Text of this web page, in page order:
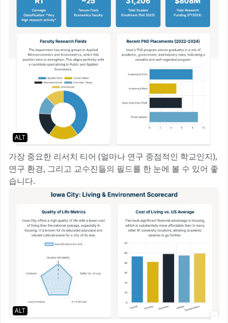
ALT
가장 중요한 리서치 티어 (얼마나 연구 중점적인 학교인지),
연구 환경, 그리고 교수진들의 필드를 한 눈에 볼 수 있어 좋
습니다.
ALT